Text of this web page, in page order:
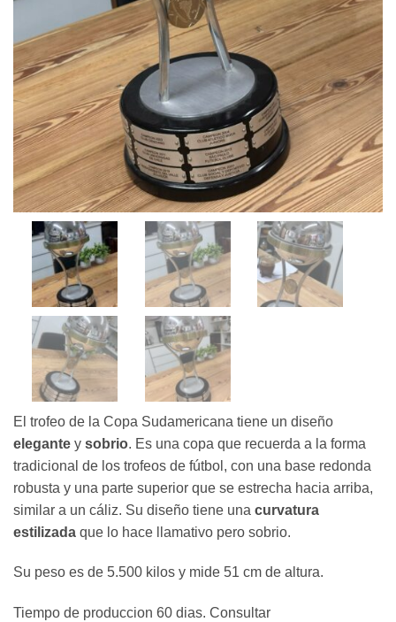
El trofeo de la Copa Sudamericana tiene un diseño
elegante y sobrio. Es una copa que recuerda a la forma
tradicional de los trofeos de fútbol, con una base redonda
robusta y una parte superior que se estrecha hacia arriba,
similar a un cáliz. Su diseño tiene una curvatura
estilizada que lo hace llamativo pero sobrio.
Su peso es de 5.500 kilos y mide 51 cm de altura.
Tiempo de produccion 60 dias. Consultar